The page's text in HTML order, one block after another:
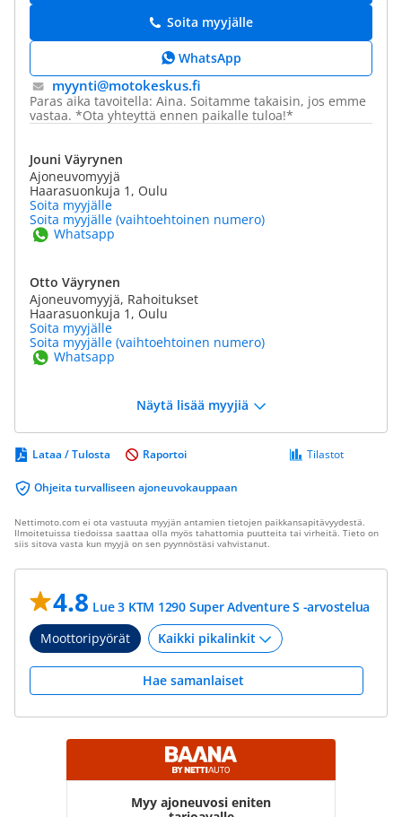
Soita myyjälle
WhatsApp
myynti@​motokeskus.fi
Paras aika tavoitella: Aina. Soitamme takaisin, jos emme
vastaa. *Ota yhteyttä ennen paikalle tuloa!*
Jouni Väyrynen
Ajoneuvomyyjä
Haarasuonkuja 1, Oulu
Soita myyjälle
Soita myyjälle (vaihtoehtoinen numero)
Whatsapp
Otto Väyrynen
Ajoneuvomyyjä, Rahoitukset
Haarasuonkuja 1, Oulu
Soita myyjälle
Soita myyjälle (vaihtoehtoinen numero)
Whatsapp
Näytä lisää myyjiä
Lataa / Tulosta
Ohjeita turvalliseen ajoneuvokauppaan
Tilastot
Raportoi
Nettimoto.com ei ota vastuuta myyjän antamien tietojen paikkansapitävyydestä.
Ilmoitetuissa tiedoissa saattaa olla myös tahattomia puutteita tai virheitä. Tieto on
siis sitova vasta kun myyjä on sen pyynnöstäsi vahvistanut.
4.8 Lue 3 KTM 1290 Super Adventure S -arvostelua
Moottoripyörät
Hae samanlaiset
Myy ajoneuvosi eniten